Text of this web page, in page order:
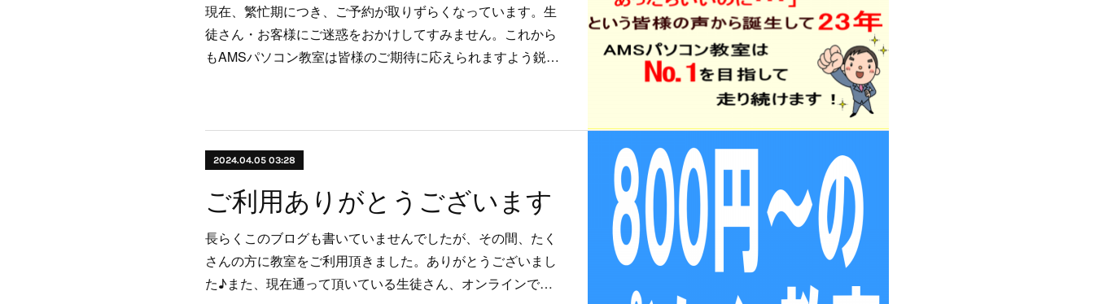
現在、繁忙期につき、ご予約が取りずらくなっています。生
徒さん・お客様にご迷惑をおかけしてすみません。これから
もAMSパソコン教室は皆様のご期待に応えられますよう鋭…
2024.04.05 03:28
ご利用ありがとうございます
長らくこのブログも書いていませんでしたが、その間、たく
さんの方に教室をご利用頂きました。ありがとうございまし
た♪また、現在通って頂いている生徒さん、オンラインで…